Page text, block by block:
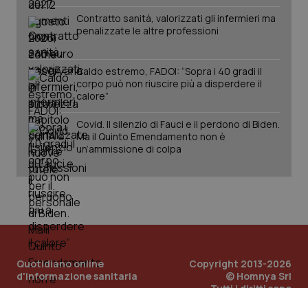
Contratto sanità, valorizzati gli infermieri ma
penalizzate le altre professioni
Caldo estremo, FADOI: “Sopra i 40 gradi il
corpo può non riuscire più a disperdere il
calore”
Covid. Il silenzio di Fauci e il perdono di Biden.
Ma il Quinto Emendamento non è
un’ammissione di colpa
Quotidiano online
d'informazione sanitaria
Copyright 2013-2026
© Homnya Srl